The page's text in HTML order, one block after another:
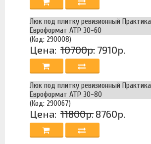
Люк под плитку ревизионный Практика
Евроформат АТР 30-60
(Код: 290008)
Цена: 10700р. 7910р.
Люк под плитку ревизионный Практика
Евроформат АТР 30-80
(Код: 290067)
Цена: 11800р. 8760р.